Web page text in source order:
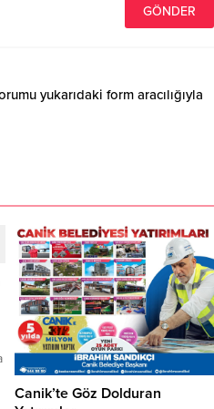
yukarıdaki form aracılığıyla
Canik’te Göz Dolduran